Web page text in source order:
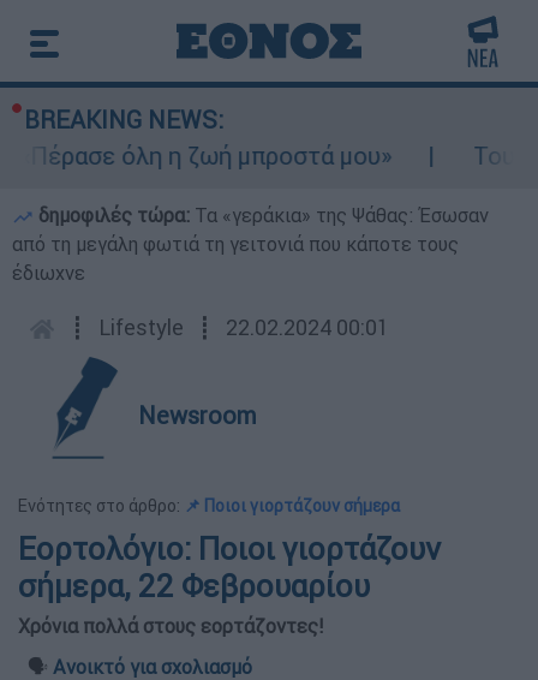
BREAKING NEWS:
όλη η ζωή μπροστά μου»
δημοφιλές τώρα: Τα «γεράκια» της Ψάθας: Έσωσαν
από τη μεγάλη φωτιά τη γειτονιά που κάποτε τους
έδιωχνε
┋ Lifestyle ┋ 22.02.2024 00:01
Newsroom
Ενότητες στο άρθρο: 📌 Ποιοι γιορτάζουν σήμερα
Εορτολόγιο: Ποιοι γιορτάζουν
σήμερα, 22 Φεβρουαρίου
Χρόνια πολλά στους εορτάζοντες!
🗣️ Ανοικτό για σχολιασμό